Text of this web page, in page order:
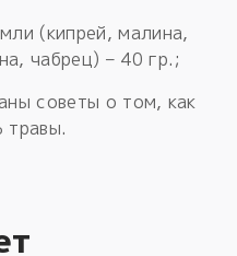
(кипрей, малина,
чабрец) – 40 гр.;
советы о том, как
травы.